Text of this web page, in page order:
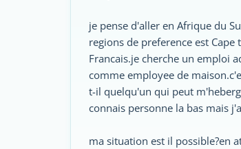
je pense d'aller en Afrique du
regions de preference est
Francais.je cherche un emploi
comme employee de
t-il quelqu'un qui peut
connais personne la bas mais
ma situation est il possible?en